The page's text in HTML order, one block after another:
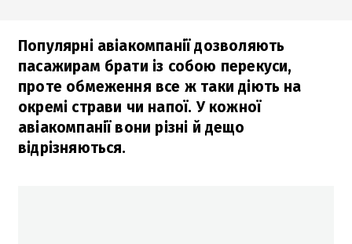
Популярні авіакомпанії дозволяють
пасажирам брати із собою перекуси,
проте обмеження все ж таки діють на
окремі страви чи напої. У кожної
авіакомпанії вони різні й дещо
відрізняються.